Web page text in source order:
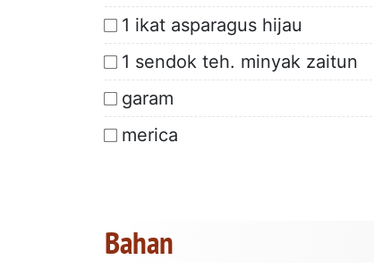
1 ikat asparagus hijau
1 sendok teh. minyak zaitun
garam
merica
Bahan